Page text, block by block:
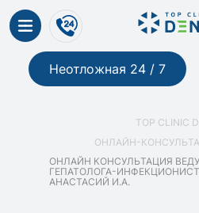
Неотложная 24 / 7
TOP CLINIC
ОНЛАЙН-
ОНЛАЙН КОНСУЛЬТАЦИЯ
ГЕПАТОЛОГА-
АНАСТАСИЙ И.А.